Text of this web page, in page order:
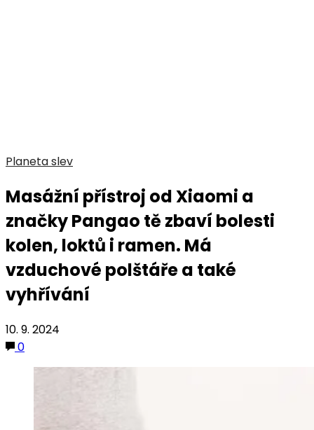
Planeta slev
Masážní přístroj od Xiaomi a
značky Pangao tě zbaví bolesti
kolen, loktů i ramen. Má
vzduchové polštáře a také
vyhřívání
10. 9. 2024
0